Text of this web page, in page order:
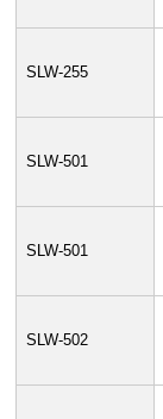
SLW-255
SLW-501
SLW-501
SLW-502